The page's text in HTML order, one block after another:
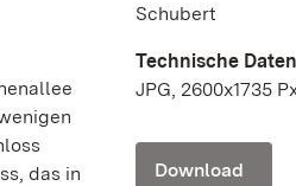
das in
Schubert
Technische Daten
JPG, 2600x1735
Download